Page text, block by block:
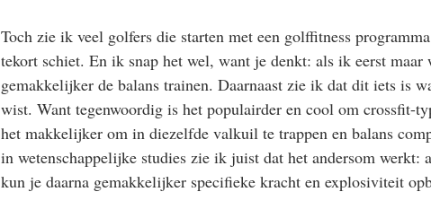
Toch zie ik veel golfers die starten met een golffitness
tekort schiet. En ik snap het wel, want je denkt: als ik eerst
gemakkelijker de balans trainen. Daarnaast zie ik dat dit iets is
wist. Want tegenwoordig is het populairder en cool om crossfit-
het makkelijker om in diezelfde valkuil te trappen en balans
in wetenschappelijke studies zie ik juist dat het andersom werkt:
kun je daarna gemakkelijker specifieke kracht en explosiviteit